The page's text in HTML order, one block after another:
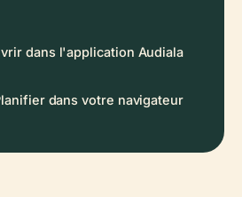
dans l'application Audiala
dans votre navigateur